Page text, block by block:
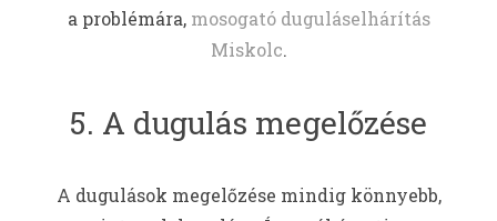
a problémára, mosogató duguláselhárítás
Miskolc.
5. A dugulás megelőzése
A dugulások megelőzése mindig könnyebb,